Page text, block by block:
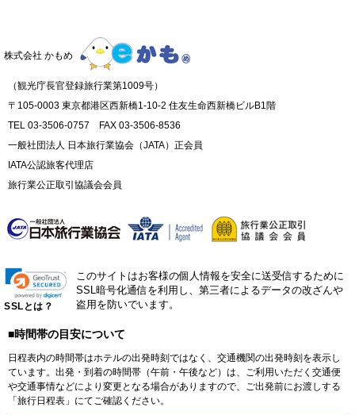
株式会社 かもめ
（観光庁長官登録旅行業第1009号）
〒105-0003 東京都港区西新橋1-10-2 住友生命西新橋ビルB1階
TEL 03-3506-0757 FAX 03-3506-8536
一般社団法人 日本旅行業協会（JATA）正会員
IATA公認旅客代理店
旅行業公正取引協議会会員
SSLとは？
このサイトはお客様の個人情報を安全に送受信するために
SSL暗号化通信を利用し、第三者によるデータの改ざんや
盗用を防いでいます。
■時間帯の目安について
日程表内の時間帯はホテルの出発時刻ではなく、交通機関の出発時刻を表示し
ています。出発・到着の時間帯（午前・午後など）は、ご利用いただく交通便
や交通事情などにより変更となる場合がありますので、ご出発前にお渡しする
「旅行日程表」にてご確認ください。